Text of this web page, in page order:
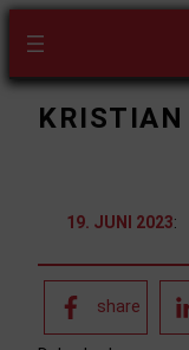
KRISTIAN
19. JUNI 2023:
share